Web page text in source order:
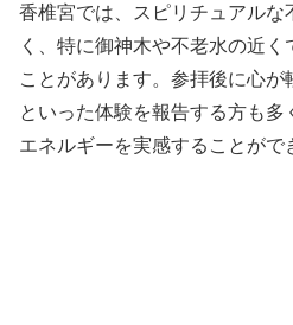
香椎宮では、スピリチュアルな
く、特に御神木や不老水の近
ことがあります。参拝後に心が
といった体験を報告する方も
エネルギーを実感することがで